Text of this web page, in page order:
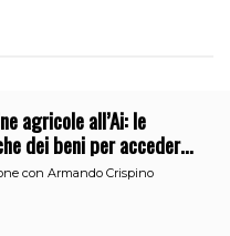
agricole all’Ai: le
dei beni per accedere
con Armando Crispino